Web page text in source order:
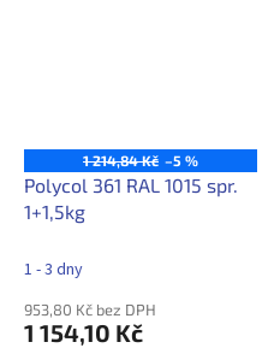
1 214,84 Kč –5 %
Polycol 361 RAL 1015 spr.
1+1,5kg
1 - 3 dny
953,80 Kč bez DPH
1 154,10 Kč